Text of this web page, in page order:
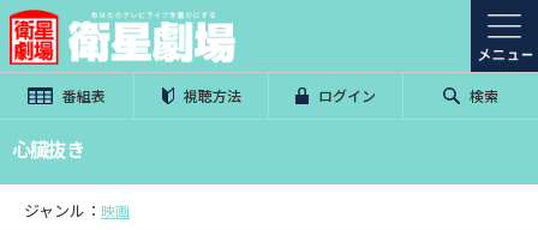
番組表 視聴方法 ログイン 検索
心臓抜き
ジャンル： 映画